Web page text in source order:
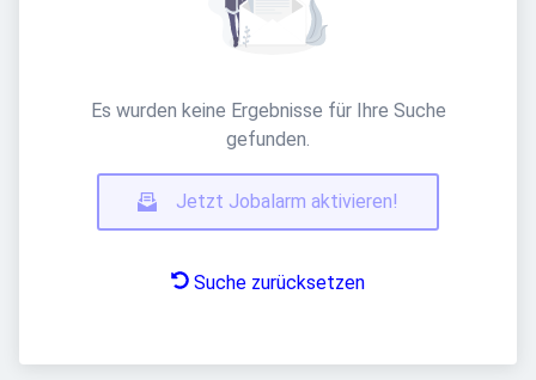
Es wurden keine Ergebnisse für Ihre Suche
gefunden.
Jetzt Jobalarm aktivieren!
Suche zurücksetzen